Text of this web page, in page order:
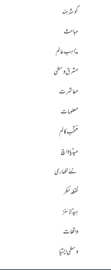
گوشہ ہند
مباحث
مذاہب عالم
مشرق وسطی
معاشرت
معلومات
منتخب کالم
میڈیا واچ
نئے لکھاری
نقطہ نظر
ہیڈلائنز
واقعات
وسطی ایشیا